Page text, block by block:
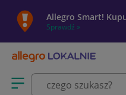
Allegro Smart!
Sprawdź »
Otwórz menu z kategoriami